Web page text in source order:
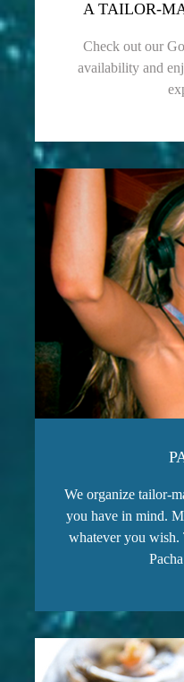
A TAILOR-
Check out our
availability and
We organize tailor-
you have in mind.
whatever you wish.